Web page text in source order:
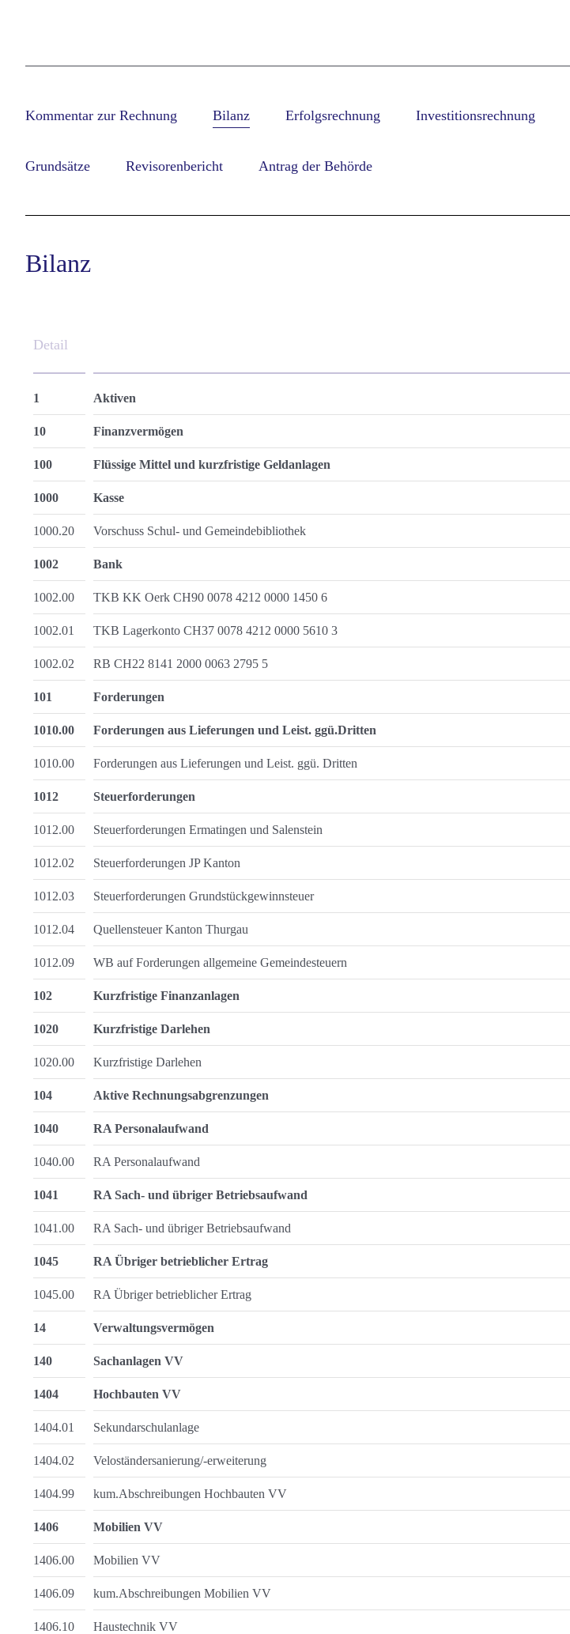
Kommentar zur Rechnung Bilanz Erfolgsrechnung Investitionsrechnung
Grundsätze Revisorenbericht Antrag der Behörde
Bilanz
Detail
1 Aktiven
10 Finanzvermögen
100 Flüssige Mittel und kurzfristige Geldanlagen
1000 Kasse
1000.20 Vorschuss Schul- und Gemeindebibliothek
1002 Bank
1002.00 TKB KK Oerk CH90 0078 4212 0000 1450 6
1002.01 TKB Lagerkonto CH37 0078 4212 0000 5610 3
1002.02 RB CH22 8141 2000 0063 2795 5
101 Forderungen
1010.00 Forderungen aus Lieferungen und Leist. ggü.Dritten
1010.00 Forderungen aus Lieferungen und Leist. ggü. Dritten
1012 Steuerforderungen
1012.00 Steuerforderungen Ermatingen und Salenstein
1012.02 Steuerforderungen JP Kanton
1012.03 Steuerforderungen Grundstückgewinnsteuer
1012.04 Quellensteuer Kanton Thurgau
1012.09 WB auf Forderungen allgemeine Gemeindesteuern
102 Kurzfristige Finanzanlagen
1020 Kurzfristige Darlehen
1020.00 Kurzfristige Darlehen
104 Aktive Rechnungsabgrenzungen
1040 RA Personalaufwand
1040.00 RA Personalaufwand
1041 RA Sach- und übriger Betriebsaufwand
1041.00 RA Sach- und übriger Betriebsaufwand
1045 RA Übriger betrieblicher Ertrag
1045.00 RA Übriger betrieblicher Ertrag
14 Verwaltungsvermögen
140 Sachanlagen VV
1404 Hochbauten VV
1404.01 Sekundarschulanlage
1404.02 Veloständersanierung/-erweiterung
1404.99 kum.Abschreibungen Hochbauten VV
1406 Mobilien VV
1406.00 Mobilien VV
1406.09 kum.Abschreibungen Mobilien VV
1406.10 Haustechnik VV